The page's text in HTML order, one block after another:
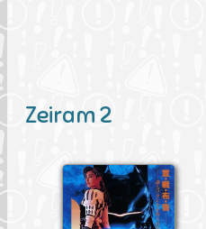
Zeiram 2